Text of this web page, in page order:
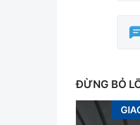
ĐỪNG BỎ